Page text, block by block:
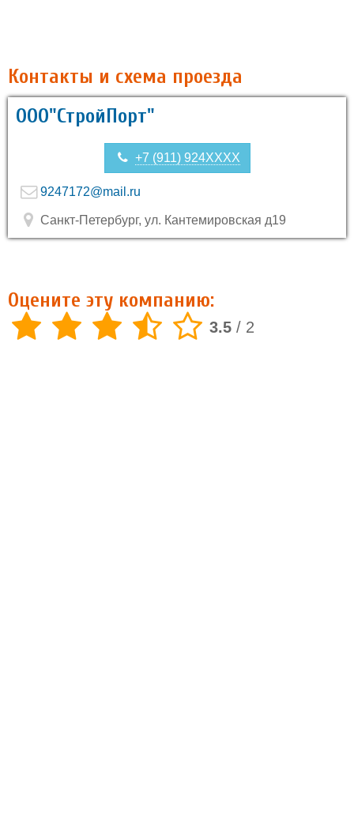
Контакты и схема проезда
ООО"СтройПорт"
+7 (911) 924XXXX
9247172@mail.ru
Санкт-Петербург, ул. Кантемировская д19
Оцените эту компанию:
3.5 / 2